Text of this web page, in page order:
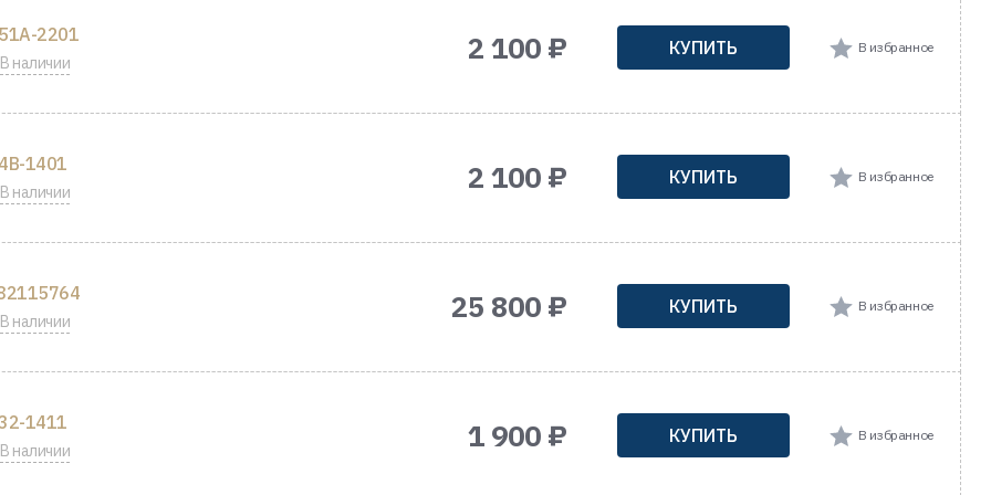
2201
В наличии 2 100 ₽ КУПИТЬ В избранное
1401
В наличии 2 100 ₽ КУПИТЬ В избранное
В наличии 25 800 ₽ КУПИТЬ В избранное
1411
В наличии 1 900 ₽ КУПИТЬ В избранное